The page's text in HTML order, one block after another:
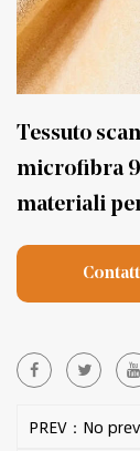
Tessuto
microfibra
materiali
PREV：No